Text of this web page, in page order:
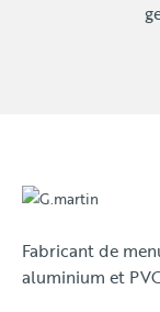
Fabricant de
aluminium et